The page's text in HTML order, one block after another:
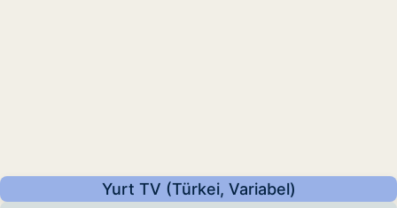
Yurt TV (Türkei, Variabel)